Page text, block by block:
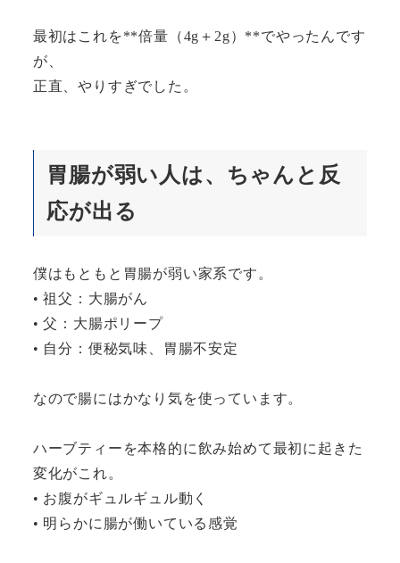
最初はこれを**倍量（4g＋2g）**でやったんです
が、
正直、やりすぎでした。
胃腸が弱い人は、ちゃんと反
応が出る
僕はもともと胃腸が弱い家系です。
• 祖父：大腸がん
• 父：大腸ポリープ
• 自分：便秘気味、胃腸不安定
なので腸にはかなり気を使っています。
ハーブティーを本格的に飲み始めて最初に起きた
変化がこれ。
• お腹がギュルギュル動く
• 明らかに腸が働いている感覚